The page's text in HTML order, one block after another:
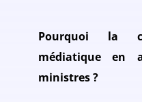
Pourquoi la
médiatique en
ministres ?